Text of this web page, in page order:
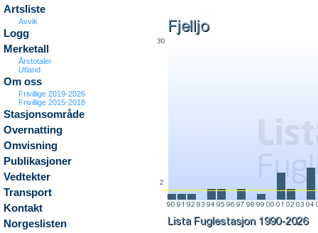
Artsliste
Avvik
Logg
Merketall
Årstotaler
Utland
Om oss
Frivillige 2019-2026
Frivillige 2015-2018
Stasjonsområde
Overnatting
Omvisning
Publikasjoner
Vedtekter
Transport
Kontakt
Norgeslisten